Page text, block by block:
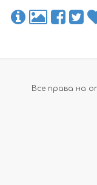
Все права на